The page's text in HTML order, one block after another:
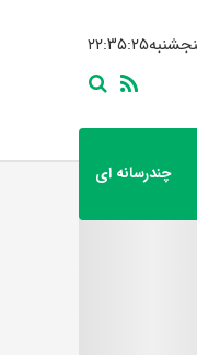
۲۲:۳۵:۲۶
چندرسانه ای